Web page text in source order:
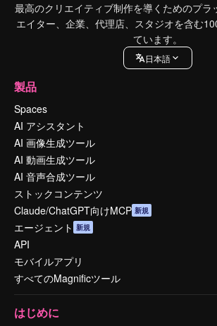
最高のクリエイティブ制作を導くためのプラ
エイター、企業、代理店、スタジオを含む
ています。
日本語
製品
Spaces
AI アシスタント
AI 画像生成ツール
AI 動画生成ツール
AI 音声合成ツール
ストックコンテンツ
Claude/ChatGPT向けMCP 新規
エージェント 新規
API
モバイルアプリ
すべてのMagnificツール
はじめに